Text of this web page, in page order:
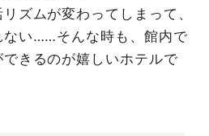
ズムが変わってしまって、
ない……そんな時も、館内で
きるのが嬉しいホテルで